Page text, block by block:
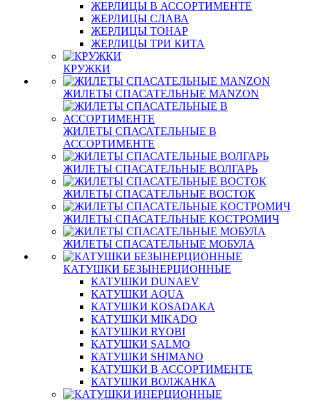
ЖЕРЛИЦЫ В АССОРТИМЕНТЕ
ЖЕРЛИЦЫ СЛАВА
ЖЕРЛИЦЫ ТОНАР
ЖЕРЛИЦЫ ТРИ КИТА
КРУЖКИ
ЖИЛЕТЫ СПАСАТЕЛЬНЫЕ MANZON
ЖИЛЕТЫ СПАСАТЕЛЬНЫЕ В
АССОРТИМЕНТЕ
ЖИЛЕТЫ СПАСАТЕЛЬНЫЕ ВОЛГАРЬ
ЖИЛЕТЫ СПАСАТЕЛЬНЫЕ ВОСТОК
ЖИЛЕТЫ СПАСАТЕЛЬНЫЕ КОСТРОМИЧ
ЖИЛЕТЫ СПАСАТЕЛЬНЫЕ МОБУЛА
КАТУШКИ БЕЗЫНЕРЦИОННЫЕ
КАТУШКИ DUNAEV
КАТУШКИ AQUA
КАТУШКИ KOSADAKA
КАТУШКИ MIKADO
КАТУШКИ RYOBI
КАТУШКИ SALMO
КАТУШКИ SHIMANO
КАТУШКИ В АССОРТИМЕНТЕ
КАТУШКИ ВОЛЖАНКА